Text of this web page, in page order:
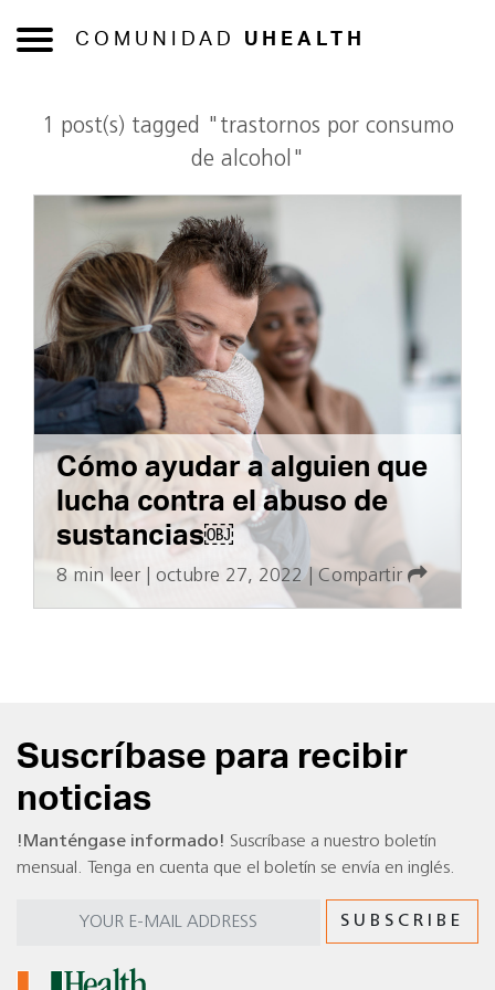
COMUNIDAD UHEALTH
1 post(s) tagged "trastornos por consumo
de alcohol"
Cómo ayudar a alguien que
lucha contra el abuso de
sustancias￼
8 min leer octubre 27, 2022| Compartir
Suscríbase para recibir
noticias
!Manténgase informado! Suscríbase a nuestro boletín
mensual. Tenga en cuenta que el boletín se envía en inglés.